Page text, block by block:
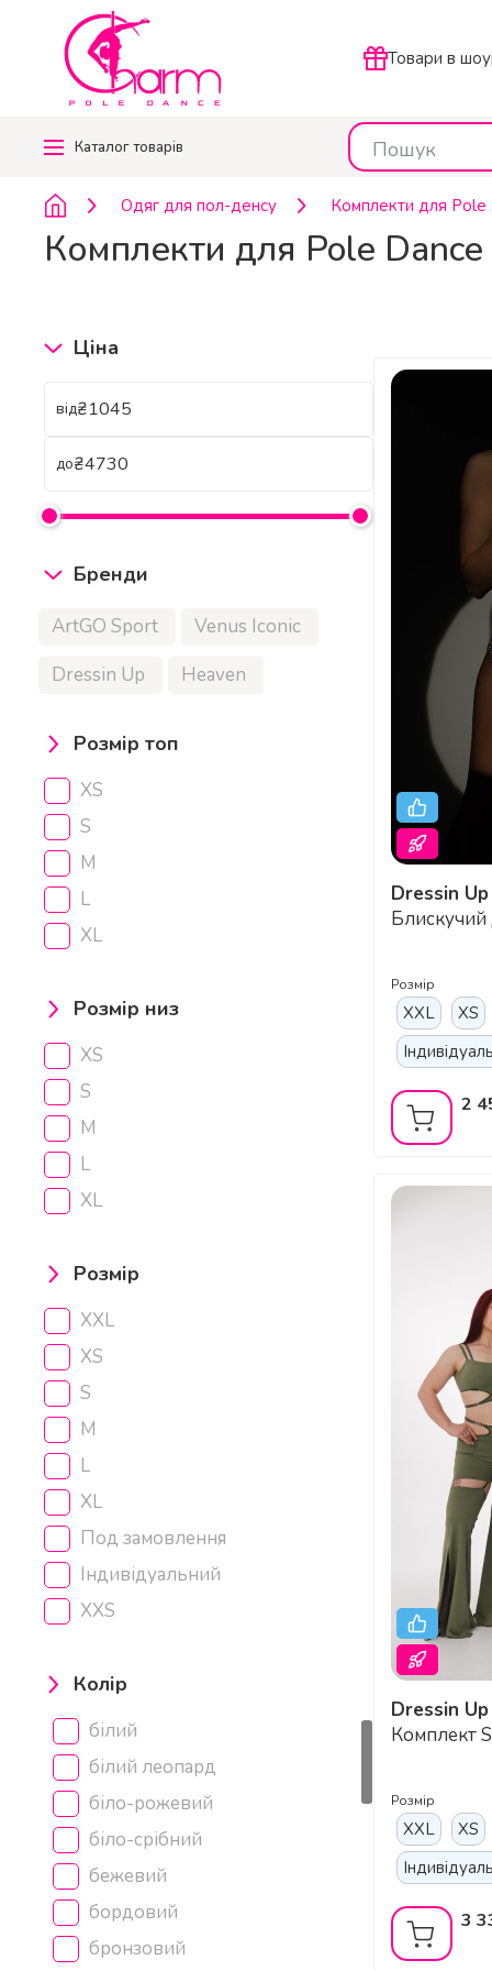
Товари в
Каталогтоварів
Одяг для пол-денсу Комплекти для Pole
Комплекти для Pole Dance
Ціна
від₴
до₴
Бренди
ArtGO Sport
Venus Iconic
Dressin Up
Heaven
Розмір топ
XS
S
M
L
XL
Розмір низ
XS
S
M
L
XL
Розмір
XXL
XS
S
M
L
XL
Под замовлення
Індивідуальний
XXS
Колір
білий
білий леопард
біло-рожевий
біло-срібний
бежевий
бордовий
бронзовий
Dressin Up
срібло
Розмір
XXL XS
2
Dressin Up
Комплект
Розмір
XXL XS
3